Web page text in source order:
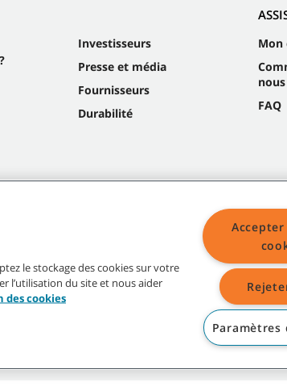
Investisseurs
Presse et média
Fournisseurs
Durabilité
Mon
nous
FAQ
indiqués sont la propriété de Tennant Company et/ou de
le stockage des cookies sur votre
l’utilisation du site et nous aider
cookies
Paramètres